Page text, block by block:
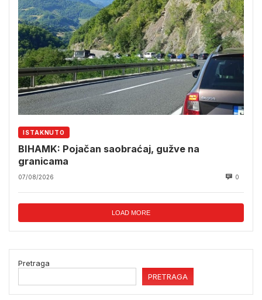
ISTAKNUTO
BIHAMK: Pojačan saobraćaj, gužve na
granicama
07/08/2026 0
LOAD MORE
Pretraga
PRETRAGA